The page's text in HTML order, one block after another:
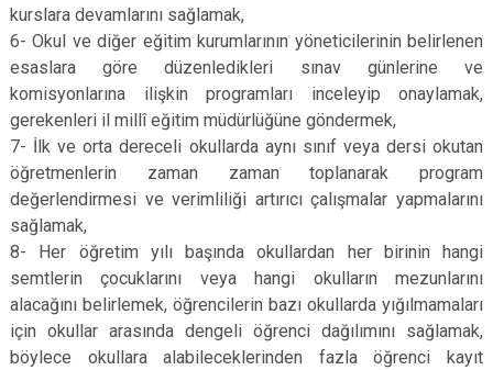
kurslara devamlarını sağlamak,
6- Okul ve diğer eğitim kurumlarının yöneticilerinin belirlenen
esaslara göre düzenledikleri sınav günlerine ve
komisyonlarına ilişkin programları inceleyip onaylamak,
gerekenleri il millî eğitim müdürlüğüne göndermek,
7- İlk ve orta dereceli okullarda aynı sınıf veya dersi okutan
öğretmenlerin zaman zaman toplanarak program
değerlendirmesi ve verimliliği artırıcı çalışmalar yapmalarını
sağlamak,
8- Her öğretim yılı başında okullardan her birinin hangi
semtlerin çocuklarını veya hangi okulların mezunlarını
alacağını belirlemek, öğrencilerin bazı okullarda yığılmamaları
için okullar arasında dengeli öğrenci dağılımını sağlamak,
böylece okullara alabileceklerinden fazla öğrenci kayıt